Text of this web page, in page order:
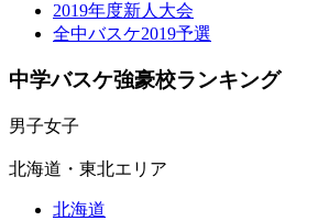
2019年度新人大会
全中バスケ2019予選
中学バスケ強豪校ランキング
男子女子
北海道・東北エリア
北海道